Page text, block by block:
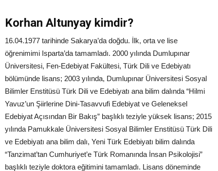
Korhan Altunyay kimdir?
16.04.1977 tarihinde Sakarya’da doğdu. İlk, orta ve lise
öğrenimimi Isparta’da tamamladı. 2000 yılında Dumlupınar
Üniversitesi, Fen-Edebiyat Fakültesi, Türk Dili ve Edebiyatı
bölümünde lisans; 2003 yılında, Dumlupınar Üniversitesi Sosyal
Bilimler Enstitüsü Türk Dili ve Edebiyatı ana bilim dalında “Hilmi
Yavuz’un Şiirlerine Dini-Tasavvufi Edebiyat ve Geleneksel
Edebiyat Açısından Bir Bakış” başlıklı teziyle yüksek lisans; 2015
yılında Pamukkale Üniversitesi Sosyal Bilimler Enstitüsü Türk Dili
ve Edebiyatı ana bilim dalı, Yeni Türk Edebiyatı bilim dalında
“Tanzimat’tan Cumhuriyet’e Türk Romanında İnsan Psikolojisi”
başlıklı teziyle doktora eğitimini tamamladı. Lisans döneminde